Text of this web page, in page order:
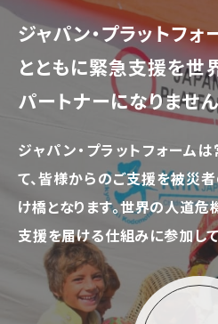
ジャパン・プラットフォ
とともに緊急支援を世
パートナーになりませ
ジャパン・プラットフォーム
て、皆様からのご支援を被災
け橋となります。世界の人道危
支援を届ける仕組みに参加し